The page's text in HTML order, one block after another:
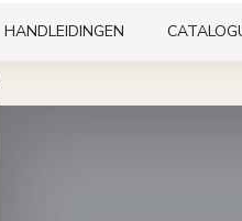
HANDLEIDINGEN